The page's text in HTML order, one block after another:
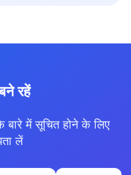
रहें
में सूचित होने के लिए
लें